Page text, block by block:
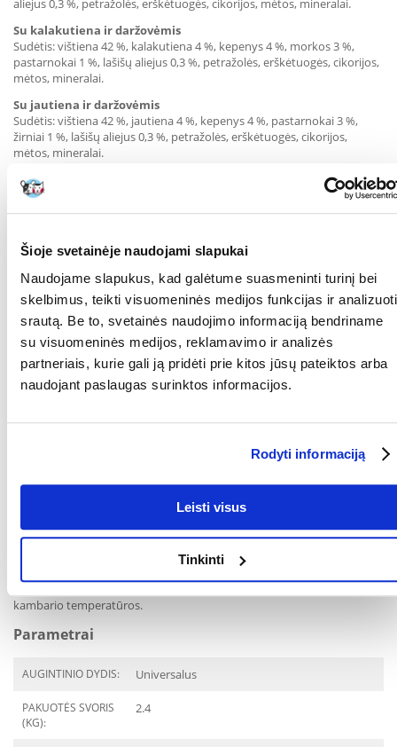
Šioje svetainėje naudojami slapukai
Naudojame slapukus, kad galėtume suasmeninti turinį bei
skelbimus, teikti visuomeninės medijos funkcijas ir analizuoti
srautą. Be to, svetainės naudojimo informaciją bendriname
su visuomeninės medijos, reklamavimo ir analizės
partneriais, kurie gali ją pridėti prie kitos jūsų pateiktos arba
naudojant paslaugas surinktos informacijos.
Rodyti informaciją
Leisti visus
Tinkinti
aliejus 0,3 %, petražolės, erškėtuogės, cikorijos, mėtos, mineralai.
Su kalakutiena ir daržovėmis
Sudėtis: vištiena 42 %, kalakutiena 4 %, kepenys 4 %, morkos 3 %,
pastarnokai 1 %, lašišų aliejus 0,3 %, petražolės, erškėtuogės, cikorijos,
mėtos, mineralai.
Su jautiena ir daržovėmis
Sudėtis: vištiena 42 %, jautiena 4 %, kepenys 4 %, pastarnokai 3 %,
žirniai 1 %, lašišų aliejus 0,3 %, petražolės, erškėtuogės, cikorijos,
mėtos, mineralai.
ANALITINĖS SUDEDAMOSIOS DALYS [%]
Žali baltymai 8,5
neapdoroti riebalai 5
žali pelenai* 2
drėgmė 82
* Konkrečiai į jūsų šuns maistą pelenų nededame - tai tik techninė
sąvoka, apibūdinanti mineralų kiekį maiste.
PRIEDAI [/kg]
vitaminas A 1250 TV
Vitaminas D3 250 TV
cinkas 20 mg
manganas 2,5 mg
Šuns dydis Mini Mažas Mažas Vidutinis Didelis
400 g skardinės Iki 1 1-1 ½ 1 ½-2 ½ 2 ½ 2 ½-3 ½
Šeriant sausu ėdalu kartu su drėgnu ėdalu, 200 g drėgno ėdalo
pakeiskite 50 g sauso ėdalo. Visada turi būti šviežio geriamojo
vandens. Duomenys yra tik informacinio pobūdžio. Šėrimo režimas
kambario temperatūros.
Parametrai
AUGINTINIO DYDIS: Universalus
PAKUOTĖS SVORIS
(KG):
2.4